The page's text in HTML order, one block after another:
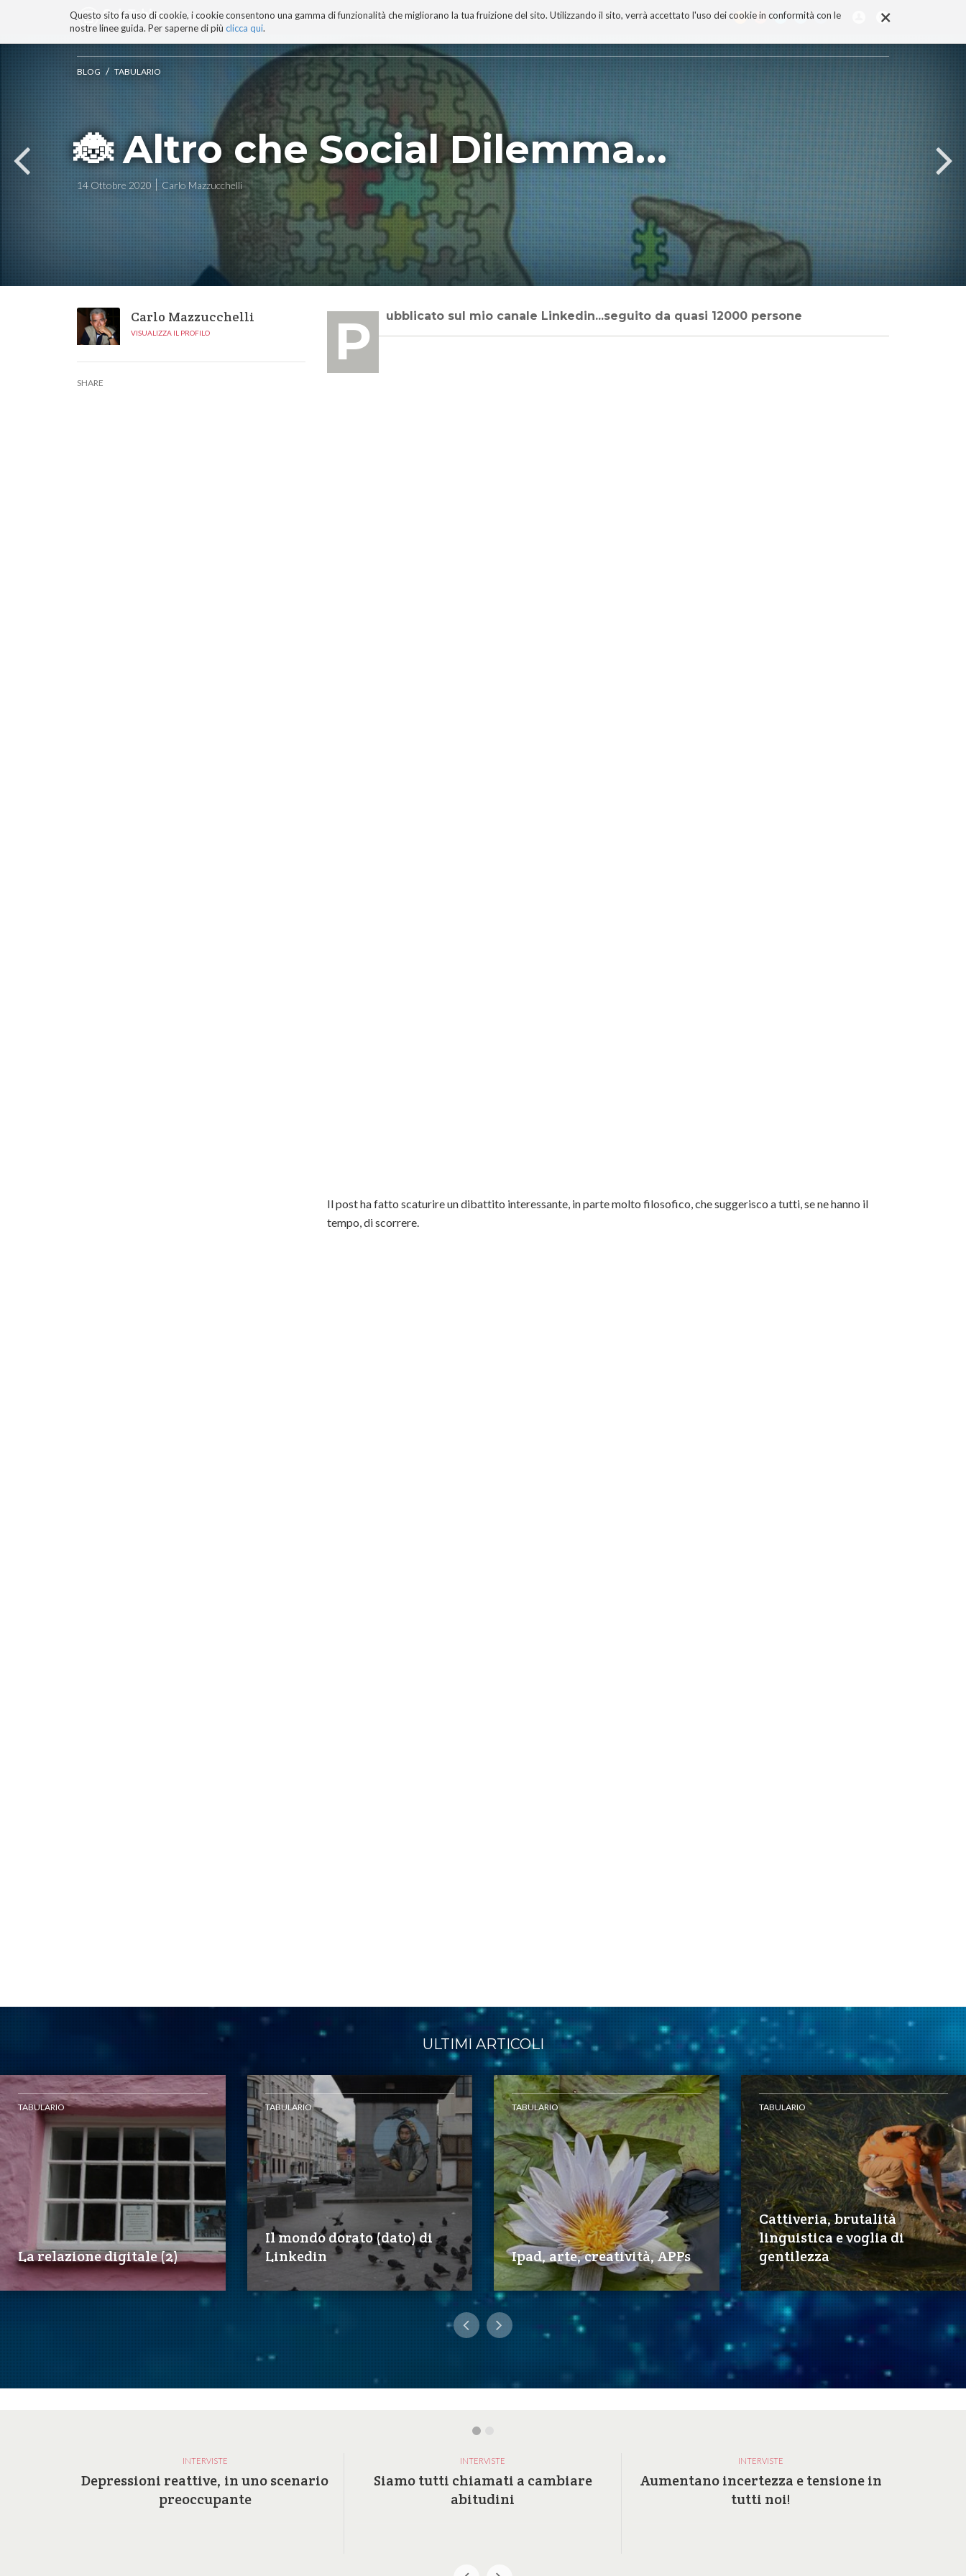
×
Questo sito fa uso di cookie, i cookie consentono una gamma di funzionalità che migliorano la tua fruizione del sito. Utilizzando il sito, verrà accettato l'uso dei cookie in conformità con le
nostre linee guida. Per saperne di più clicca qui.
BLOG TECNOCONSAPEVOLEZZA TECNOBIBLIOGRAFIA I MIEI LIBRI PROGETTO
ai
contenuti.
|
Salta
alla
navigazione
BLOG / TABULARIO
🐞 Altro che Social Dilemma…
14 Ottobre 2020 Carlo Mazzucchelli
Carlo Mazzucchelli
VISUALIZZA IL PROFILO
SHARE
Pubblicato sul mio canale Linkedin...seguito da quasi 12000 persone
Il post ha fatto scaturire un dibattito interessante, in parte molto filosofico, che suggerisco a tutti, se ne hanno il
tempo, di scorrere.
ULTIMI ARTICOLI
TABULARIO
La relazione digitale (2)
TABULARIO
Il mondo dorato (dato) di
Linkedin
TABULARIO
Ipad, arte, creatività, APPs
TABULARIO
Cattiveria, brutalità
linguistica e voglia di
gentilezza
INTERVISTE
Depressioni reattive, in uno scenario
preoccupante
INTERVISTE
Siamo tutti chiamati a cambiare
abitudini
INTERVISTE
Aumentano incertezza e tensione in
tutti noi!